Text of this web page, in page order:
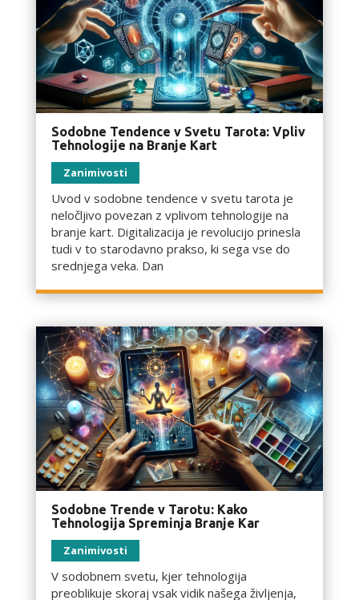
Sodobne Tendence v Svetu Tarota: Vpliv
Tehnologije na Branje Kart
Zanimivosti
Uvod v sodobne tendence v svetu tarota je
neločljivo povezan z vplivom tehnologije na
branje kart. Digitalizacija je revolucijo prinesla
tudi v to starodavno prakso, ki sega vse do
srednjega veka. Dan
Sodobne Trende v Tarotu: Kako
Tehnologija Spreminja Branje Kar
Zanimivosti
V sodobnem svetu, kjer tehnologija
preoblikuje skoraj vsak vidik našega življenja,